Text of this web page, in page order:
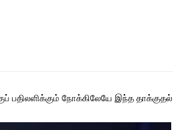
பதிலளிக்கும் நோக்கிலேயே இந்த தாக்குதல்